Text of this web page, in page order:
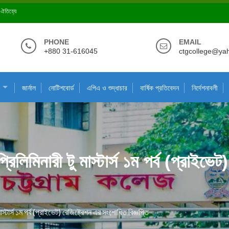
ঐতিহ্যে
PHONE
+880 31-616045
EMAIL
জার্নাল নোটিশবোর্ড এপিএ ও শুদ্ধাচার বার্ষিক প্রতিবেদন নির্দেশনাবলী
টু মাস্টার্স ১ম পর্ব
১ম পর্ব (প্রাইভেট) রেজিষ্ট্রেশন এর সংশোধিত বিজ্ঞপ্তি